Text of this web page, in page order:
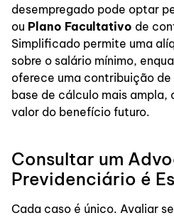
desempregado pode optar
ou Plano Facultativo de
Simplificado permite uma
sobre o salário mínimo,
oferece uma contribuição de
base de cálculo mais ampla,
valor do benefício futuro.
Consultar um
Previdenciário é
Cada caso é único. Avaliar